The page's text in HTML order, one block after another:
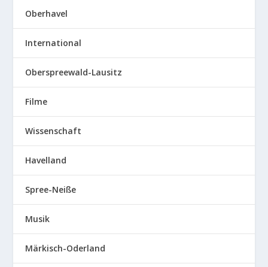
Oberhavel
International
Oberspreewald-Lausitz
Filme
Wissenschaft
Havelland
Spree-Neiße
Musik
Märkisch-Oderland